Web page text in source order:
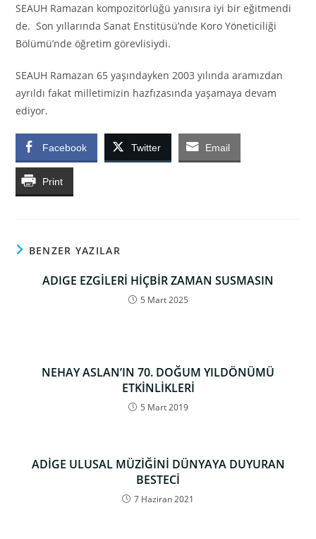
SEAUH Ramazan kompozitörlüğü yanısıra iyi bir eğitmendi
de. Son yıllarında Sanat Enstitüsü’nde Koro Yöneticiliği
Bölümü’nde öğretim görevlisiydi.
SEAUH Ramazan 65 yaşındayken 2003 yılında aramızdan
ayrıldı fakat milletimizin hazfızasında yaşamaya devam
ediyor.
Facebook Twitter Email
Print
BENZER YAZILAR
ADIGE EZGİLERİ HİÇBİR ZAMAN SUSMASIN
5 Mart 2025
NEHAY ASLAN’IN 70. DOĞUM YILDÖNÜMÜ
ETKİNLİKLERİ
5 Mart 2019
ADİGE ULUSAL MÜZİĞİNİ DÜNYAYA DUYURAN
BESTECİ
7 Haziran 2021